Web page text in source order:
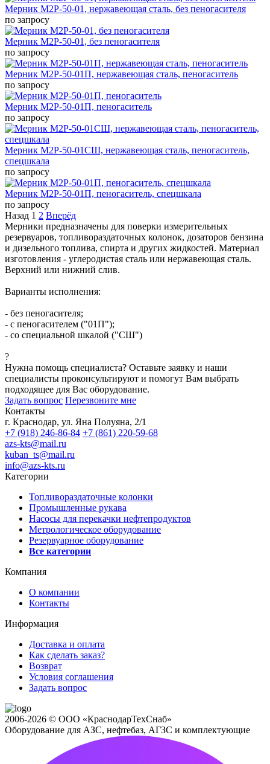
Мерник М2Р-50-01, нержавеющая сталь, без пеногасителя
по запросу
Мерник М2Р-50-01, без пеногасителя
по запросу
Мерник М2Р-50-01П, нержавеющая сталь, пеногаситель
по запросу
Мерник М2Р-50-01П, пеногаситель
по запросу
Мерник М2Р-50-01СШ, нержавеющая сталь, пеногаситель,
спецшкала
по запросу
Мерник М2Р-50-01П, пеногаситель, спецшкала
по запросу
Назад 1 2 Вперёд
Мерники предназначены для поверки измерительных
резервуаров, топливораздаточных колонок, дозаторов бензина
и дизельного топлива, спирта и других жидкостей. Материал
изготовления - углеродистая сталь или нержавеющая сталь.
Верхний или нижний слив.
Варианты исполнения:
- без пеногасителя;
- с пеногасителем ("01П");
- со специальной шкалой ("СШ")
?
Нужна помощь специалиста? Оставьте заявку и наши
специалисты проконсультируют и помогут Вам выбрать
подходящее для Вас оборудование.
Задать вопрос Перезвоните мне
Контакты
г. Краснодар, ул. Яна Полуяна, 2/1
+7 (918) 246-86-84 +7 (861) 220-59-68
azs-kts@mail.ru
kuban_ts@mail.ru
info@azs-kts.ru
Категории
Топливораздаточные колонки
Промышленные рукава
Насосы для перекачки нефтепродуктов
Метрологическое оборудование
Резервуарное оборудование
Все категории
Компания
О компании
Контакты
Информация
Доставка и оплата
Как сделать заказ?
Возврат
Условия соглашения
Задать вопрос
2006-2026 © ООО «КраснодарТехСнаб»
Оборудование для АЗС, нефтебаз, АГЗС и комплектующие